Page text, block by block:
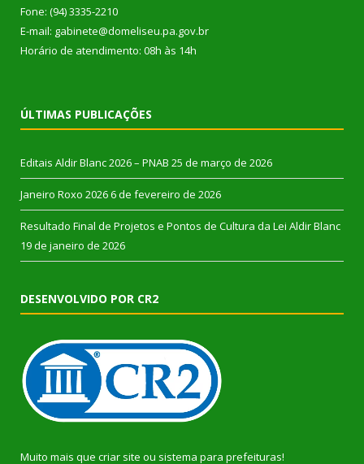
Fone: (94) 3335-2210
E-mail: gabinete@domeliseu.pa.gov.br
Horário de atendimento: 08h às 14h
ÚLTIMAS PUBLICAÇÕES
Editais Aldir Blanc 2026 – PNAB 25 de março de 2026
Janeiro Roxo 2026 6 de fevereiro de 2026
Resultado Final de Projetos e Pontos de Cultura da Lei Aldir Blanc
19 de janeiro de 2026
DESENVOLVIDO POR CR2
Muito mais que criar site ou sistema para prefeituras!